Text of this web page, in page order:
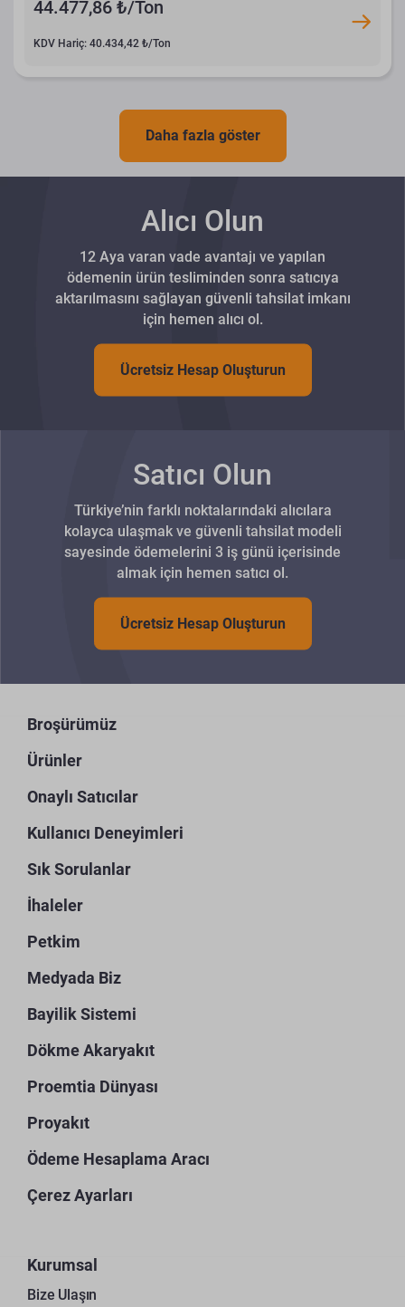
44.477,86 ₺/Ton
KDV Hariç: 40.434,42 ₺/Ton
Daha fazla göster
Alıcı Olun
12 Aya varan vade avantajı ve yapılan
ödemenin ürün tesliminden sonra satıcıya
aktarılmasını sağlayan güvenli tahsilat imkanı
için hemen alıcı ol.
Ücretsiz Hesap Oluşturun
Satıcı Olun
Türkiye’nin farklı noktalarındaki alıcılara
kolayca ulaşmak ve güvenli tahsilat modeli
sayesinde ödemelerini 3 iş günü içerisinde
almak için hemen satıcı ol.
Ücretsiz Hesap Oluşturun
Broşürümüz
Ürünler
Onaylı Satıcılar
Kullanıcı Deneyimleri
Sık Sorulanlar
İhaleler
Petkim
Medyada Biz
Bayilik Sistemi
Dökme Akaryakıt
Proemtia Dünyası
Proyakıt
Ödeme Hesaplama Aracı
Çerez Ayarları
Kurumsal
Bize Ulaşın